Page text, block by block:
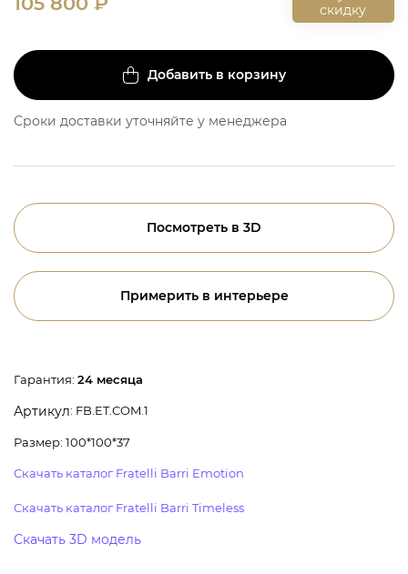
скидку
Добавить в корзину
Сроки доставки уточняйте у менеджера
Посмотреть в 3D
Примерить в интерьере
Гарантия: 24 месяца
Артикул: FB.ET.COM.1
Размер: 100*100*37
Скачать каталог Fratelli Barri Emotion
Скачать каталог Fratelli Barri Timeless
Скачать 3D модель